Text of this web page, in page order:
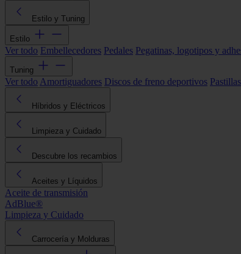
Estilo y Tuning
Estilo
Ver todo Embellecedores Pedales Pegatinas, logotipos y
Tuning
Ver todo Amortiguadores Discos de freno deportivos
Híbridos y Eléctricos
Limpieza y Cuidado
Descubre los recambios
Aceites y Líquidos
Aceite de transmisión
AdBlue®
Limpieza y Cuidado
Carrocería y Molduras